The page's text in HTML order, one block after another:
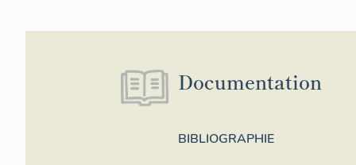
Documentation
BIBLIOGRAPHIE